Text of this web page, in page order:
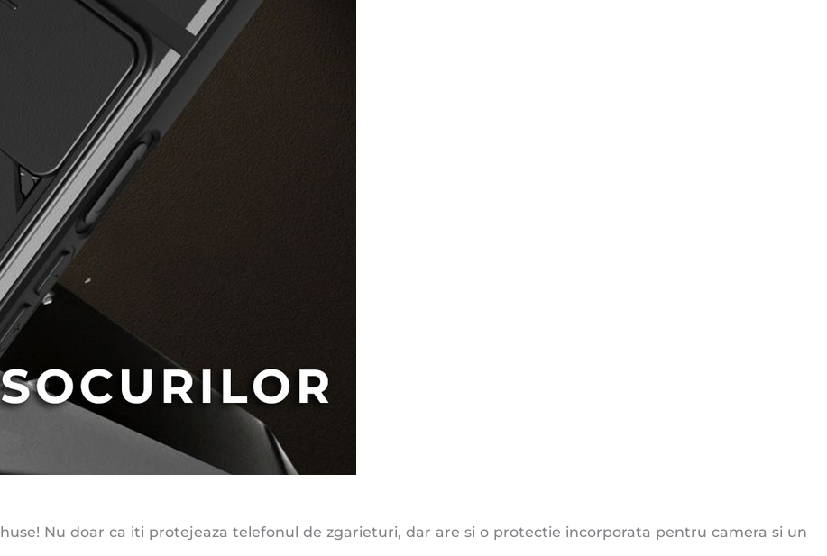
Nu doar ca iti protejeaza telefonul de zgarieturi, dar are si o protectie incorporata pentru camera si un